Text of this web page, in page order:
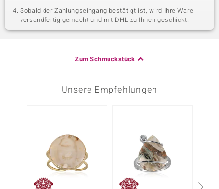
Sobald der Zahlungseingang bestätigt ist, wird Ihre Ware
versandfertig gemacht und mit DHL zu Ihnen geschickt.
Zum Schmuckstück
Unsere Empfehlungen